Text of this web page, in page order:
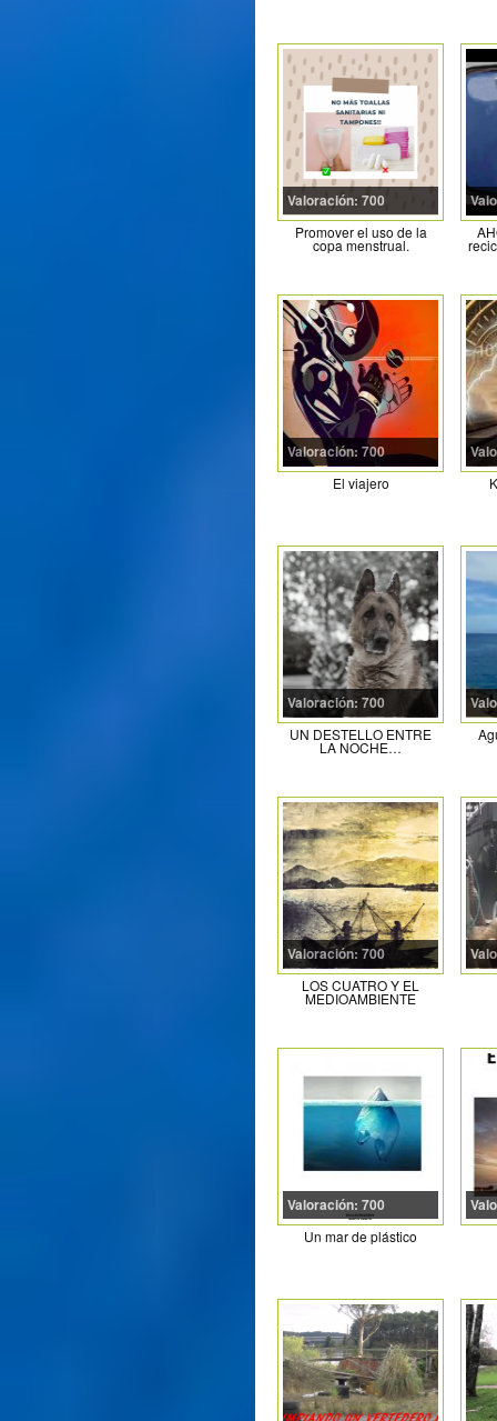
Valoración: 700
Promover el uso de la
copa menstrual.
Valoración: 700
El viajero
Valoración: 700
UN DESTELLO ENTRE
LA NOCHE…
Valoración: 700
LOS CUATRO Y EL
MEDIOAMBIENTE
Valoración: 700
Un mar de plástico